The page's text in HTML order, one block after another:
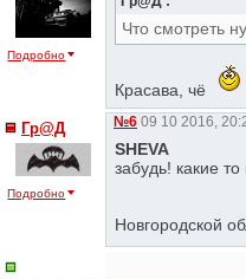
Подробно
Что смотреть
Красава, чё
Гр@Д
Подробно
№6 09 10 2016,
SHEVA
забудь! какие
Новгородской